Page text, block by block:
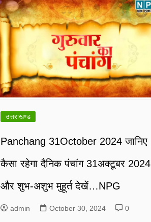
उत्तराखण्ड
Panchang 31October 2024 जानिए
कैसा रहेगा दैनिक पंचांग 31अक्टूबर 2024
और शुभ-अशुभ मुहूर्त देखें…NPG
admin October 30, 2024 0